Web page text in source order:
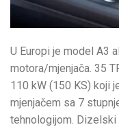
U Europi je model A3
motora/mjenjača. 35
110 kW (150 KS) koji
mjenjačem sa 7
tehnologijom.